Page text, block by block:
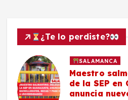
¿Te lo perdiste?
SALAMANCA
Maestro
de la SEP en
anuncia